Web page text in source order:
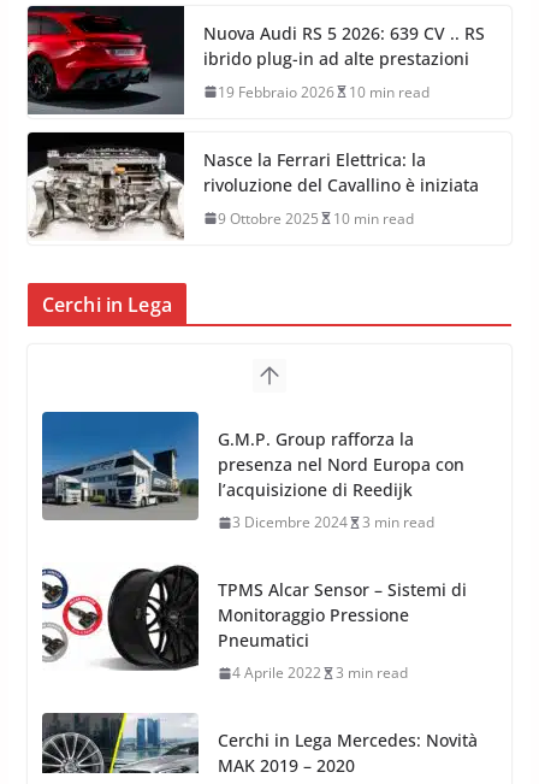
Nuova Audi RS 5 2026: 639 CV .. RS
ibrido plug-in ad alte prestazioni
19 Febbraio 2026 10 min read
Nasce la Ferrari Elettrica: la
rivoluzione del Cavallino è iniziata
9 Ottobre 2025 10 min read
Cerchi in Lega
TPMS Alcar Sensor – Sistemi di
Monitoraggio Pressione
Pneumatici
4 Aprile 2022 3 min read
Cerchi in Lega Mercedes: Novità
MAK 2019 – 2020
16 Settembre 2019
MAK FIVESTAR (2019)
24 Luglio 2019 1 min read